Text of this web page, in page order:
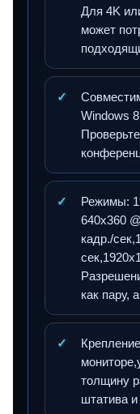
Для 4K
может
✓
Windows
✓
Режимы:
640x360
кадр./
как пару,
✓
толщину
штатива